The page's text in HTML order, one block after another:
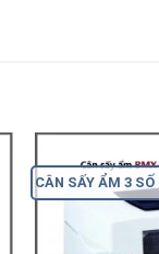
CÂN SẤY ẨM 3